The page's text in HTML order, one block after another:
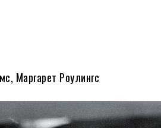
Маргарет Роулингс